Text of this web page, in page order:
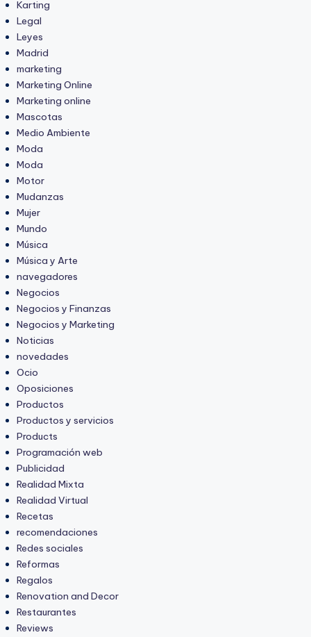
Karting
Legal
Leyes
Madrid
marketing
Marketing Online
Marketing online
Mascotas
Medio Ambiente
Moda
Moda
Motor
Mudanzas
Mujer
Mundo
Música
Música y Arte
navegadores
Negocios
Negocios y Finanzas
Negocios y Marketing
Noticias
novedades
Ocio
Oposiciones
Productos
Productos y servicios
Products
Programación web
Publicidad
Realidad Mixta
Realidad Virtual
Recetas
recomendaciones
Redes sociales
Reformas
Regalos
Renovation and Decor
Restaurantes
Reviews